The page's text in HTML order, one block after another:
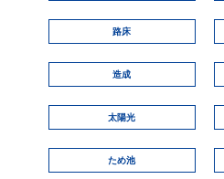
路床
造成
太陽光
ため池